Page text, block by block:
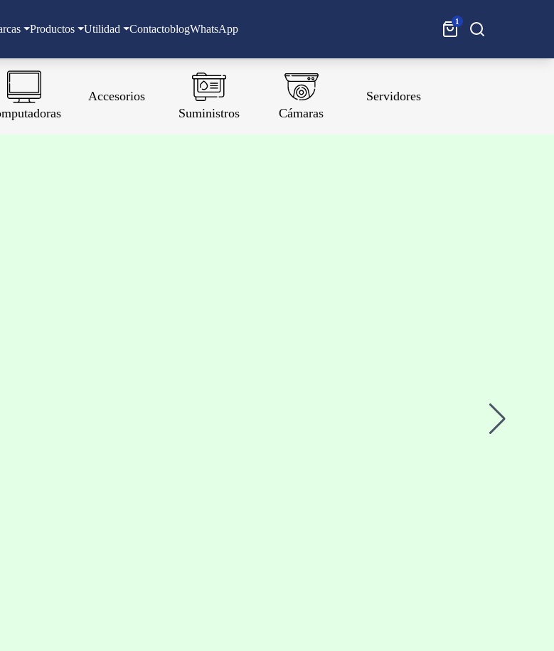
Productos Utilidad ContactoblogWhatsApp
1
Buscar:
Accesorios
Suministros
Cámaras
Servidores